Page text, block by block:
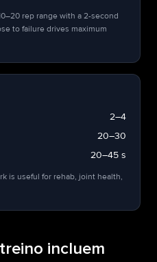
rep range with a 2-second
to failure drives maximum
2–4
20–30
20–45 s
is useful for rehab, joint health,
incluem